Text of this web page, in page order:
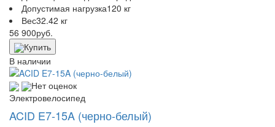
Допустимая нагрузка120 кг
Вес32.42 кг
56 900руб.
Купить
В наличии
Нет оценок
Электровелосипед
ACID E7-15A (черно-белый)